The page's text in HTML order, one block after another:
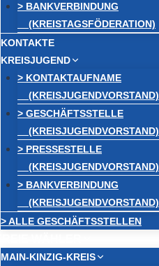
> BANKVERBINDUNG
(KREISTAGSFÖDERATION)
KONTAKTE
KREISJUGEND
> KONTAKTAUFNAME
(KREISJUGENDVORSTAND)
> GESCHÄFTSSTELLE
(KREISJUGENDVORSTAND)
> PRESSESTELLE
(KREISJUGENDVORSTAND)
> BANKVERBINDUNG
(KREISJUGENDVORSTAND)
> ALLE GESCHÄFTSSTELLEN
MAIN-KINZIG-KREIS